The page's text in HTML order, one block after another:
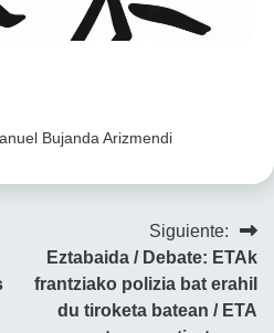
Bujanda Arizmendi
Siguiente:
Eztabaida / Debate: ETAk
frantziako polizia bat erahil
du tiroketa batean / ETA